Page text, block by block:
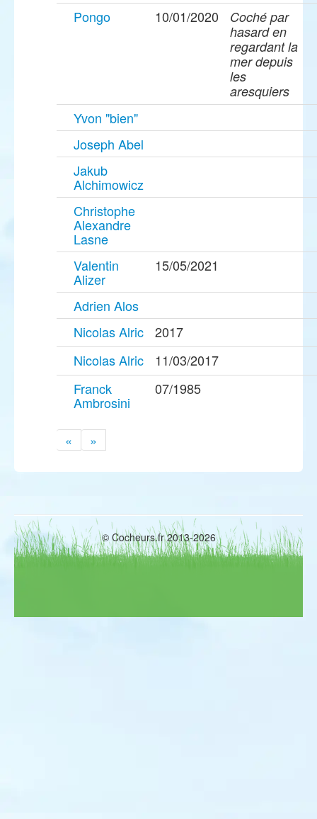
Pongo
10/01/2020
Coché par
hasard en
regardant la
mer depuis
les
aresquiers
Yvon "bien"
Joseph Abel
Jakub
Alchimowicz
Christophe
Alexandre
Lasne
Valentin
Alizer
15/05/2021
Adrien Alos
Nicolas Alric
2017
Nicolas Alric
11/03/2017
Franck
Ambrosini
07/1985
« »
© Cocheurs.fr 2013-2026